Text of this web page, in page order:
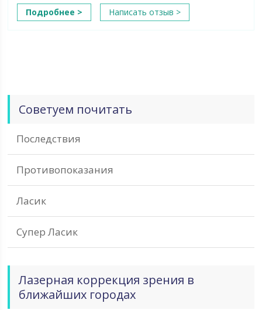
Подробнее >
Написать отзыв >
Советуем почитать
Последствия
Противопоказания
Ласик
Супер Ласик
Лазерная коррекция зрения в
ближайших городах